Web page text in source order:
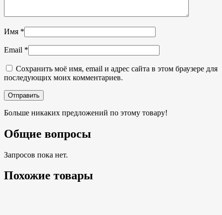
Имя *
Email *
Сохранить моё имя, email и адрес сайта в этом браузере для
последующих моих комментариев.
Больше никаких предложений по этому товару!
Общие вопросы
Запросов пока нет.
Похожие товары